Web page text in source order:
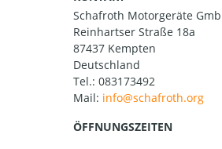
Schafroth Motorgeräte
Reinhartser Straße 18a
87437 Kempten
Deutschland
Tel.: 083173492
Mail:
ÖFFNUNGSZEITEN